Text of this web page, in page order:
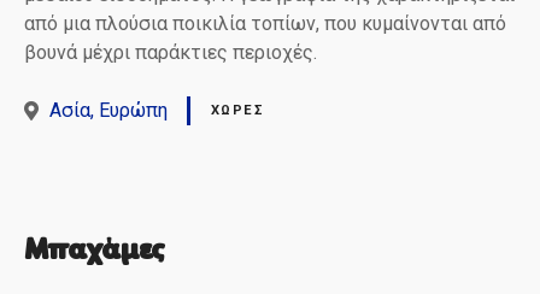
από μια πλούσια ποικιλία τοπίων, που κυμαίνονται από
βουνά μέχρι παράκτιες περιοχές.
Ασία Ευρώπη ΧΏΡΕΣ
Μπαχάμες